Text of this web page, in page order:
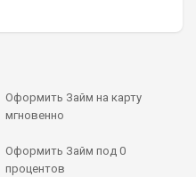
Оформить Займ на карту
мгновенно
Оформить Займ под 0
процентов